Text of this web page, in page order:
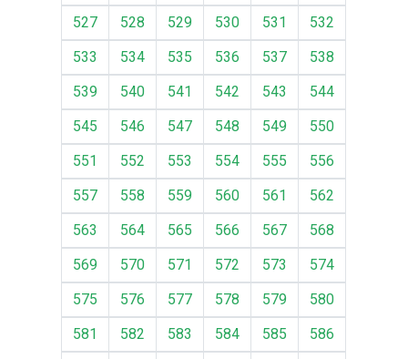
527
528 529 530 531
532
533
534 535 536 537
538
539
540 541 542 543
544
545
546 547 548 549
550
551
552 553 554 555
556
557
558 559 560 561
562
563
564 565 566 567
568
569
570 571 572 573
574
575
576 577 578 579
580
581
582 583 584 585
586